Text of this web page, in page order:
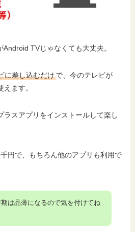
TVじゃなくても大丈夫。
に差し込むだけで、今のテレビが
ます。
ラスアプリをインストールして楽し
円で、もちろん他のアプリも利用で
は品薄になるので気を付けてね